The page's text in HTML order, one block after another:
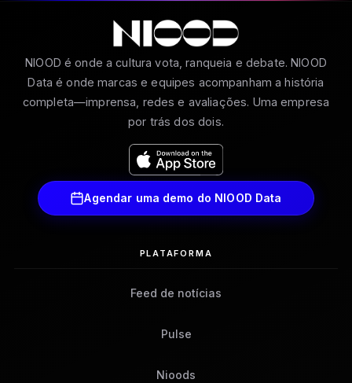
NIOOD é onde a cultura vota, ranqueia e debate. NIOOD
Data é onde marcas e equipes acompanham a história
completa—imprensa, redes e avaliações. Uma empresa
por trás dos dois.
Agendar uma demo do NIOOD Data
PLATAFORMA
Feed de notícias
Pulse
Nioods